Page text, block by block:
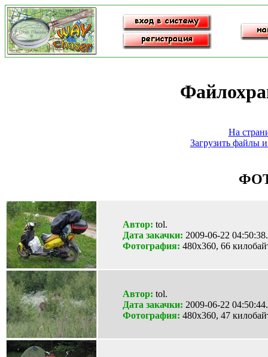
На
Загрузить файлы
Автор: tol.
Дата закачки: 2009-06-22 04:50:38.
Фотография: 480x360, 66
Автор: tol.
Дата закачки: 2009-06-22 04:50:44.
Фотография: 480x360, 47